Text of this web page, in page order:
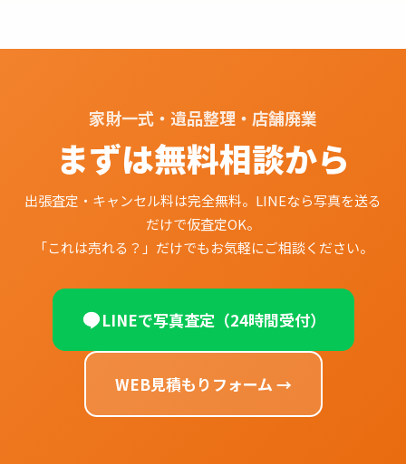
家財一式・遺品整理・店舗廃業
まずは無料相談から
出張査定・キャンセル料は完全無料。LINEなら写真を送る
だけで仮査定OK。
「これは売れる？」だけでもお気軽にご相談ください。
LINEで写真査定（24時間受付）
WEB見積もりフォーム →